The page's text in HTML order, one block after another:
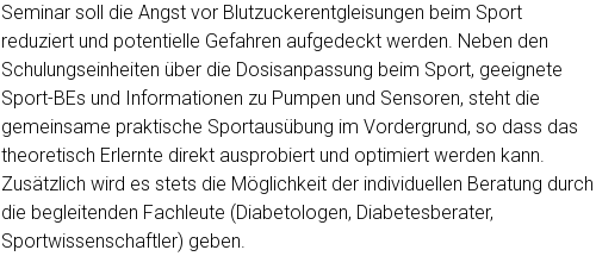
Seminar soll die Angst vor Blutzuckerentgleisungen beim Sport
reduziert und potentielle Gefahren aufgedeckt werden. Neben den
Schulungseinheiten über die Dosisanpassung beim Sport, geeignete
Sport-BEs und Informationen zu Pumpen und Sensoren, steht die
gemeinsame praktische Sportausübung im Vordergrund, so dass das
theoretisch Erlernte direkt ausprobiert und optimiert werden kann.
Zusätzlich wird es stets die Möglichkeit der individuellen Beratung durch
die begleitenden Fachleute (Diabetologen, Diabetesberater,
Sportwissenschaftler) geben.